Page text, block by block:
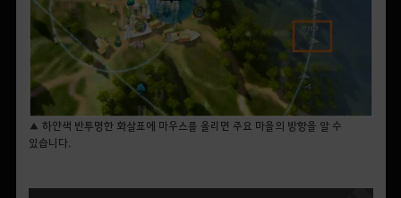
▲ 하얀색 반투명한 화살표에 마우스를 올리면 주요 마을의 방향을 알 수
있습니다.